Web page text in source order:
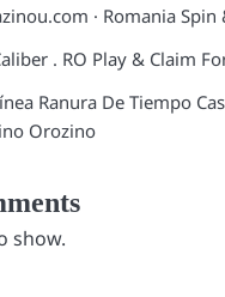
· Romania Spin
. RO Play & Claim
Ranura De Tiempo
Orozino
show.